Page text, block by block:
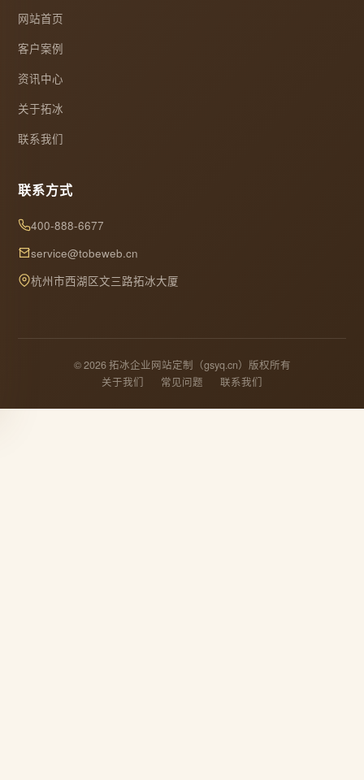
网站首页
客户案例
资讯中心
关于拓冰
联系我们
联系方式
400-888-6677
service@tobeweb.cn
杭州市西湖区文三路拓冰大厦
© 2026 拓冰企业网站定制（gsyq.cn）版权所有
关于我们
常见问题 联系我们